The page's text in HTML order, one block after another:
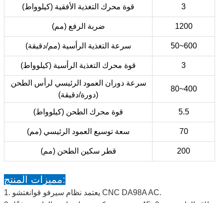
قوة محرك التغذية الأفقية (كيلوواط) 3
ضربة الرفع (مم) 1200
سرعة التغذية الرأسية (مم/دقيقة) 50~600
قوة محرك التغذية الرأسية (كيلوواط) 3
سرعة دوران العمود الرئيسي لرأس الطحن
(دورة/دقيقة)
80~400
قوة محرك الطحن (كيلوواط) 5.5
سعة توسيع العمود الرئيسي (مم) 70
قطر سكين الطحن (مم) 200
مميزات المنتج:
1. يعتمد نظام سيرفو قوانغتشو CNC DA98A AC.